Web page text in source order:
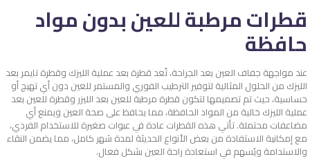
قطرات مرطبة للعين بدون مواد
حافظة
عند مواجهة جفاف العين بعد الجراحة، تُعد قطرة بعد عملية الليزك وقطرة تايمر بعد
الليزك من الحلول المثالية لتوفير الترطيب الفوري والمستمر للعين دون أي تهيج أو
حساسية، حيث تم تصميمها لتكون قطرة مرطبة للعين بعد الليزر وقطرة للعين بعد
عملية الليزك خالية من المواد الحافظة، مما يحافظ على صحة العين ويمنع أي
مضاعفات محتملة. تأتي هذه القطرات عادة في عبوات صغيرة للاستخدام الفردي،
مع إمكانية الاستفادة من بعض الأنواع الحديثة لمدة شهر كامل، مما يضمن النقاء
والاستدامة ويُسهم في استعادة راحة العين بشكل فعال.